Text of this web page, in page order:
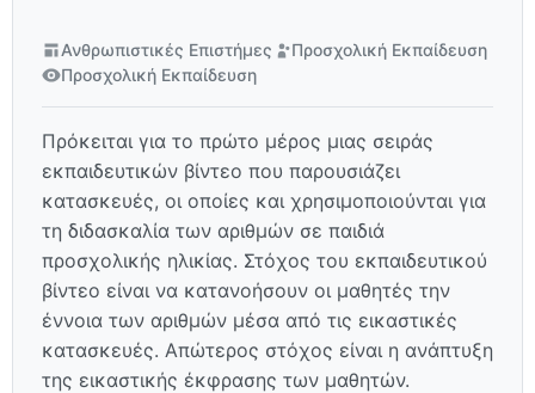
Ανθρωπιστικές Επιστήμες
Προσχολική Εκπαίδευση
Προσχολική Εκπαίδευση
Πρόκειται για το πρώτο μέρος μιας σειράς
εκπαιδευτικών βίντεο που παρουσιάζει
κατασκευές, οι οποίες και χρησιμοποιούνται για
τη διδασκαλία των αριθμών σε παιδιά
προσχολικής ηλικίας. Στόχος του εκπαιδευτικού
βίντεο είναι να κατανοήσουν οι μαθητές την
έννοια των αριθμών μέσα από τις εικαστικές
κατασκευές. Απώτερος στόχος είναι η ανάπτυξη
της εικαστικής έκφρασης των μαθητών.